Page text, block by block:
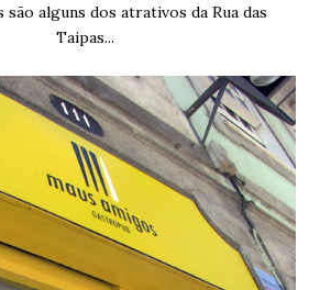
são alguns dos atrativos da Rua das
Taipas...